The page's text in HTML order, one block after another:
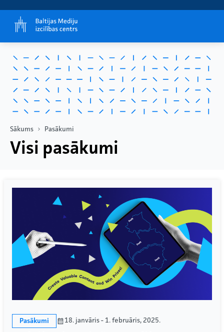
Sākums Pasākumi
Visi pasākumi
Pasākumi 18. janvāris - 1. februāris, 2025.